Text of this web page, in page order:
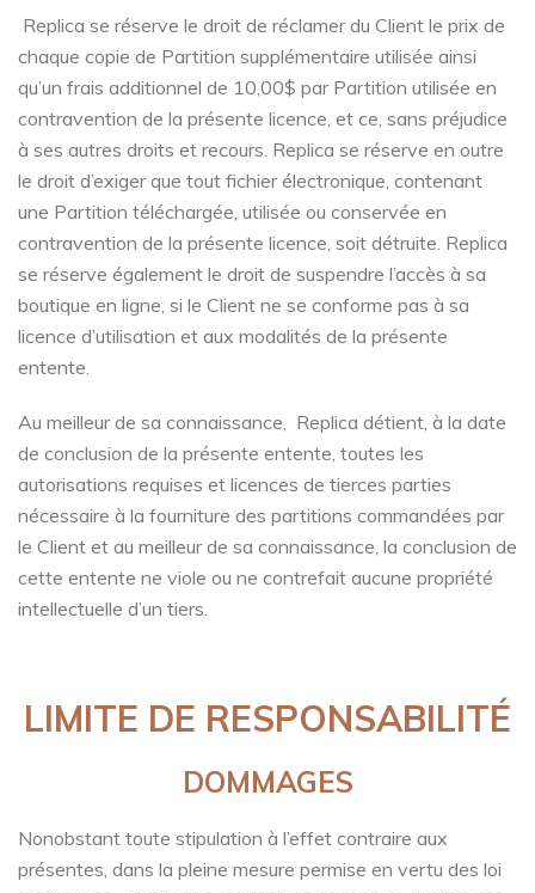
Replica se réserve le droit de réclamer du Client le prix de
chaque copie de Partition supplémentaire utilisée ainsi
qu’un frais additionnel de 10,00$ par Partition utilisée en
contravention de la présente licence, et ce, sans préjudice
à ses autres droits et recours. Replica se réserve en outre
le droit d’exiger que tout fichier électronique, contenant
une Partition téléchargée, utilisée ou conservée en
contravention de la présente licence, soit détruite. Replica
se réserve également le droit de suspendre l’accès à sa
boutique en ligne, si le Client ne se conforme pas à sa
licence d’utilisation et aux modalités de la présente
entente.
Au meilleur de sa connaissance, Replica détient, à la date
de conclusion de la présente entente, toutes les
autorisations requises et licences de tierces parties
nécessaire à la fourniture des partitions commandées par
le Client et au meilleur de sa connaissance, la conclusion de
cette entente ne viole ou ne contrefait aucune propriété
intellectuelle d’un tiers.
LIMITE DE RESPONSABILITÉ
DOMMAGES
Nonobstant toute stipulation à l’effet contraire aux
présentes, dans la pleine mesure permise en vertu des loi